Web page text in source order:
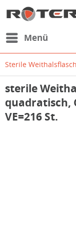
Menü
Sterile
sterile
quadratisch,
VE=216 St.